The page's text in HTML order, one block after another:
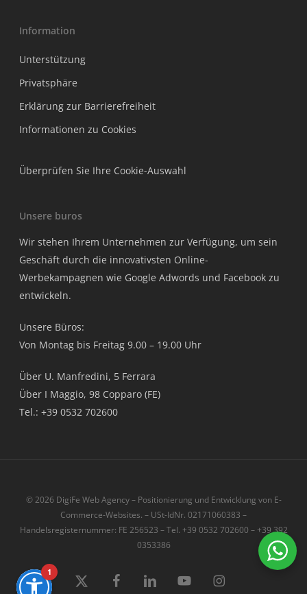
Information
Unterstützung
Privatsphäre
Erklärung zur Barrierefreiheit
Informationen zu Cookies
Überprüfen Sie Ihre Cookie-Auswahl
Unsere buros
Wir stehen Ihrem Unternehmen zur Verfügung, um sein
Geschäft durch die innovativsten Online-
Werbekampagnen wie Google Adwords und Facebook zu
entwickeln.
Unsere Büros:
Von Montag bis Freitag 9.00 – 19.00 Uhr
Über U. Manfredini, 5 Ferrara
Über I Maggio, 98 Copparo (FE)
Tel.: +39 0532 702600
© 2026 DigiFe Web Agency – Positionierung und Entwicklung von E-
Commerce-Websites. – USt-IdNr. 02171060383 –
Handelsregisternummer: FE 256523 – Tel. +39 0532 702600 – +39 392
0353386
x- FacebookLinkedIn Youtube instagram
1